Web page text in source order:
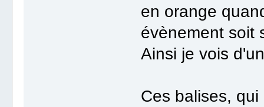
en orange
évènement soit
Ainsi je vois
Ces balises,